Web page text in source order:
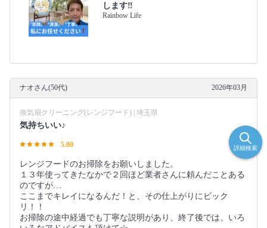
します‼️
Rainbow Life
ナオさん(50代) 2026年03月
換気扇クリーニング(レンジフード) | 埼玉県
気持ちいい♪
5.00
レンジフードのお掃除をお願いしました。
１３年使ってきたなかで２回ほど業者さんに頼んだことある
のですが…
ここまでキレイになるんだ！と、その仕上がりにビック
リ！！
お掃除の途中経過でも丁寧な説明があり、終了後では、いろ
詳細検索